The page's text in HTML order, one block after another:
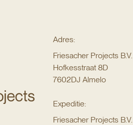
Adres:
Friesacher Projects B.V.
Hofkesstraat 8D
7602DJ Almelo
Expeditie:
Friesacher Projects B.V.